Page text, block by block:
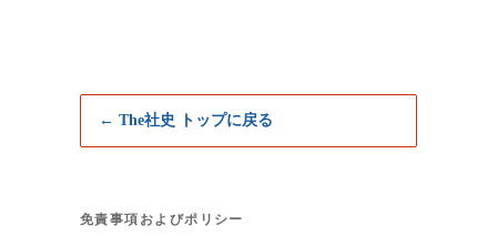
← The社史 トップに戻る
免責事項およびポリシー